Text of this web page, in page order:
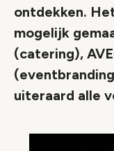
ontdekken.
mogelijk
(catering),
uiteraard alle